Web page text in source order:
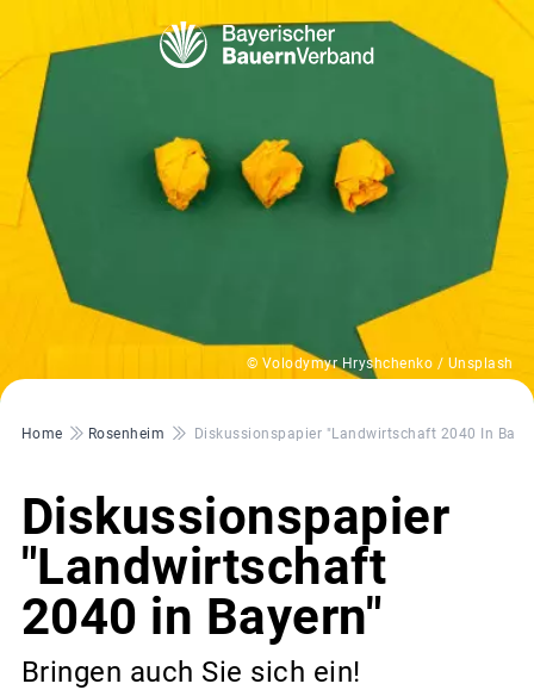
© Volodymyr Hryshchenko / Unsplash
Pfadnavigation
Home Rosenheim Diskussionspapier "Landwirtschaft 2040 In
Diskussionspapier
"Landwirtschaft
2040 in Bayern"
Bringen auch Sie sich ein!